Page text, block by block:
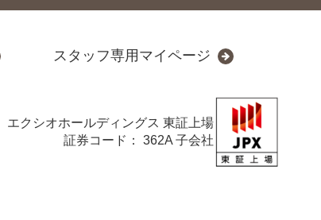
スタッフ専用マイページ
エクシオホールディングス 東証上場
証券コード： 362A 子会社